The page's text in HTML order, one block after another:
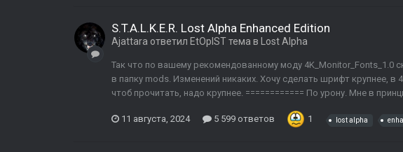
S.T.A.L.K.E.R. Lost Alpha Enhanced Edition
Ajattara ответил EtOpISTтема в Lost Alpha
Так что по вашему рекомендованному моду 4K_Monitor_Fonts_1.0
в папку mods. Изменений никаких. Хочу сделать шрифт крупнее, в
чтоб прочитать, надо крупнее. ============ По урону. Мне в
11 августа, 2024 5 599 ответов 1 lost alpha